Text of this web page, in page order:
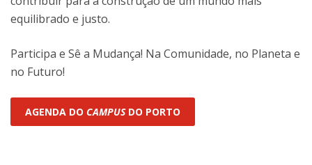
equilibrado e justo.
Participa e Sê a Mudança! Na Comunidade, no Planeta e
no Futuro!
AGENDA DO CAMPUSDO PORTO